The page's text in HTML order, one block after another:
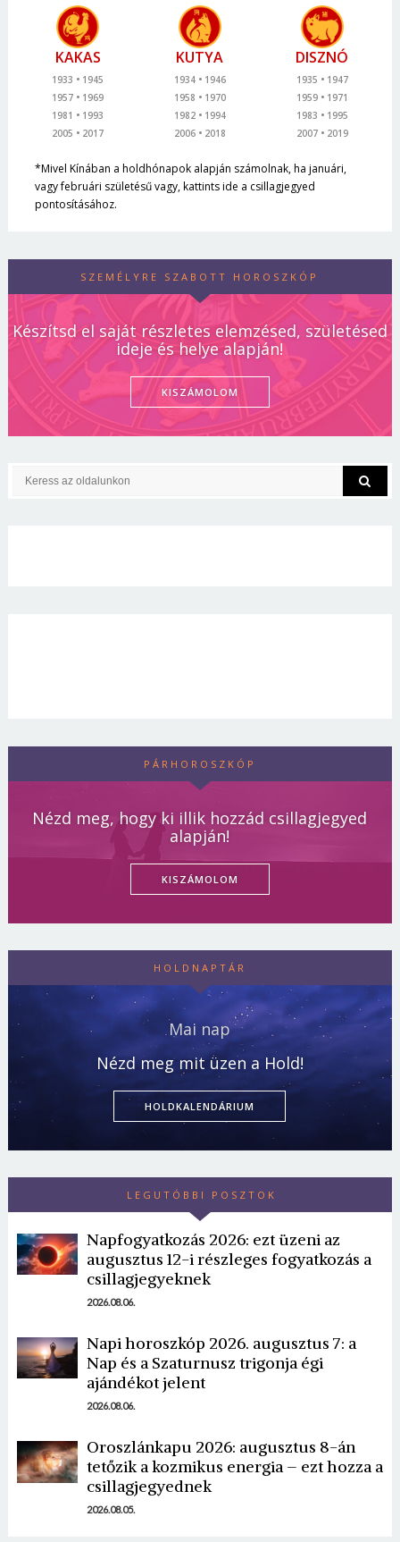
KAKAS
1933
1945
1957
1969
1981
1993
2005
2017
KUTYA
1934
1946
1958
1970
1982
1994
2006
2018
DISZNÓ
1935
1947
1959
1971
1983
1995
2007
2019
*Mivel Kínában a holdhónapok alapján számolnak, ha januári,
vagy februári születésű vagy, kattints ide a csillagjegyed
pontosításához.
SZEMÉLYRE SZABOTT HOROSZKÓP
Készítsd el saját részletes elemzésed, születésed
ideje és helye alapján!
KISZÁMOLOM
PÁRHOROSZKÓP
Nézd meg, hogy ki illik hozzád csillagjegyed
alapján!
KISZÁMOLOM
HOLDNAPTÁR
Mai nap
Nézd meg mit üzen a Hold!
HOLDKALENDÁRIUM
LEGUTÓBBI POSZTOK
Napfogyatkozás 2026: ezt üzeni az
augusztus 12-i részleges fogyatkozás a
csillagjegyeknek
2026.08.06.
Napi horoszkóp 2026. augusztus 7: a
Nap és a Szaturnusz trigonja égi
ajándékot jelent
2026.08.06.
Oroszlánkapu 2026: augusztus 8-án
tetőzik a kozmikus energia – ezt hozza a
csillagjegyednek
2026.08.05.
Borsonline bejelentkezés
E-mail cím vagy felhasználónév
Jelszó